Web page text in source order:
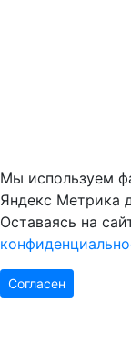
Мы используем
Яндекс Метрика
Оставаясь на
Согласен